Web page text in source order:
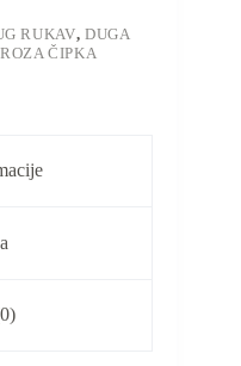
RUKAV,DUGA
ROZA ČIPKA